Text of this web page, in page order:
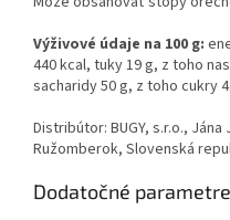
Výživové údaje na 100 g:
440 kcal, tuky 19 g, z toho
sacharidy 50 g, z toho cukry
Distribútor: BUGY, s.r.o., Jána
Ružomberok, Slovenská
Dodatočné parametre